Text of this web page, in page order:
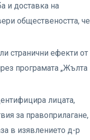
и доставка на
обществеността, че
странични ефекти от
програмата „Жълта
лицата,
за правоприлагане,
в изявлението д-р